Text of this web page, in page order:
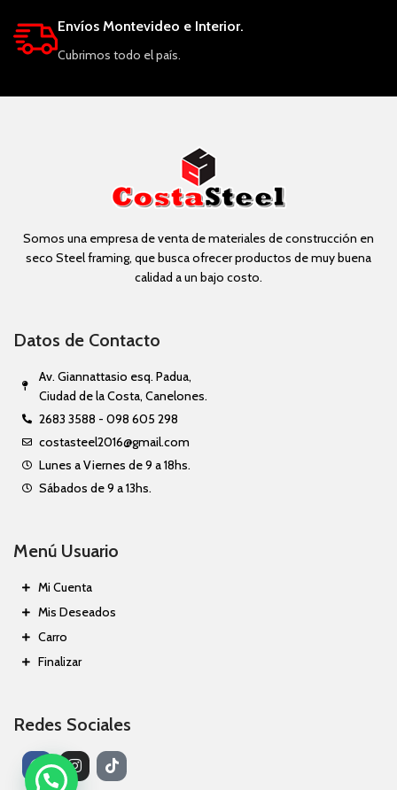
Envíos Montevideo e Interior.
Cubrimos todo el país.
Somos una empresa de venta de materiales de construcción en
seco Steel framing, que busca ofrecer productos de muy buena
calidad a un bajo costo.
Datos de Contacto
Av. Giannattasio esq. Padua,
Ciudad de la Costa, Canelones.
2683 3588 - 098 605 298
costasteel2016@gmail.com
Lunes a Viernes de 9 a 18hs.
Sábados de 9 a 13hs.
Menú Usuario
Mi Cuenta
Mis Deseados
Carro
Finalizar
Redes Sociales